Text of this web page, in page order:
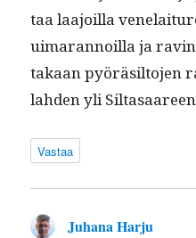
taa laa­joil­la
uimaran­noil­la ja
takaan pyöräsil­to­jen
lah­den yli
Vastaa
Juhana Harju